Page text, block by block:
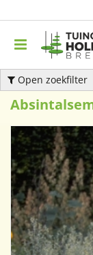
Open zoekfilter